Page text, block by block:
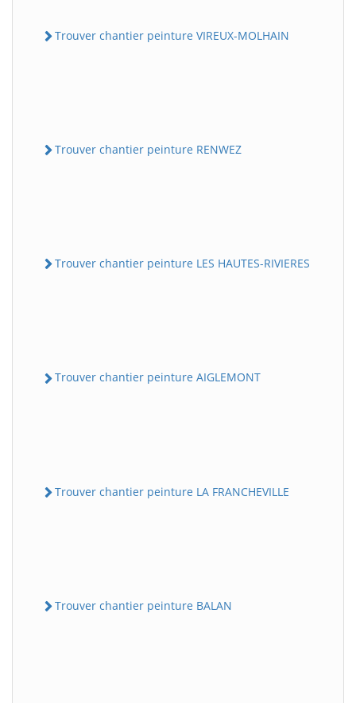
Trouver chantier peinture VIREUX-MOLHAIN
Trouver chantier peinture RENWEZ
Trouver chantier peinture LES HAUTES-RIVIERES
Trouver chantier peinture AIGLEMONT
Trouver chantier peinture LA FRANCHEVILLE
Trouver chantier peinture BALAN